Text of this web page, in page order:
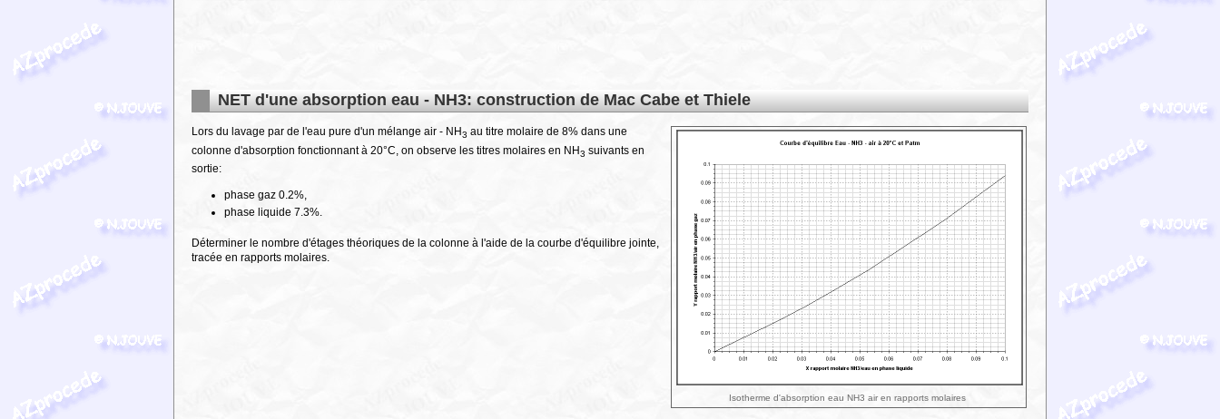
NET d'une absorption eau - NH3: construction de Mac Cabe et Thiele
Isotherme d'absorption eau NH3 air en rapports molaires
Lors du lavage par de l'eau pure d'un mélange air - NH3 au titre molaire de 8% dans une
colonne d'absorption fonctionnant à 20°C, on observe les titres molaires en NH3 suivants en
sortie:
phase gaz 0.2%,
phase liquide 7.3%.
Déterminer le nombre d'étages théoriques de la colonne à l'aide de la courbe d'équilibre jointe,
tracée en rapports molaires.